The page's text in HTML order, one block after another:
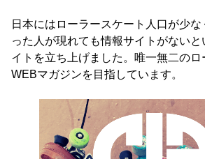
日本にはローラースケート人口が少
った人が現れても情報サイトがない
イトを立ち上げました。唯一無二のロ
WEBマガジンを目指しています。